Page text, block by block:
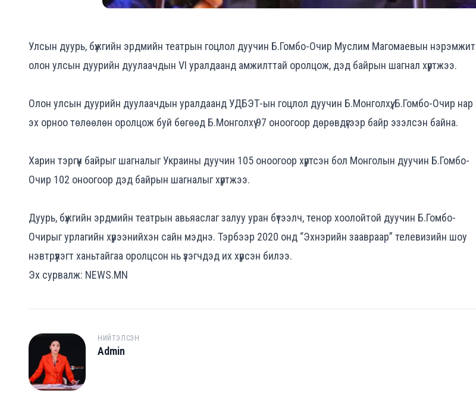
Улсын дуурь, бүжгийн эрдмийн театрын гоцлол дуучин Б.Гомбо-Очир Муслим Магомаевын нэрэмжит
олон улсын дуурийн дуулаачдын VI уралдаанд амжилттай оролцож, дэд байрын шагнал хүртжээ.
Олон улсын дуурийн дуулаачдын уралдаанд УДБЭТ-ын гоцлол дуучин Б.Монголхүү, Б.Гомбо-Очир нар
эх орноо төлөөлөн оролцож буй бөгөөд Б.Монголхүү 97 оноогоор дөрөвдүгээр байр эзэлсэн байна.
Харин тэргүүн байрыг шагналыг Украины дуучин 105 оноогоор хүртсэн бол Монголын дуучин Б.Гомбо-
Очир 102 оноогоор дэд байрын шагналыг хүртжээ.
Дуурь, бүжгийн эрдмийн театрын авьяаслаг залуу уран бүтээлч, тенор хоолойтой дуучин Б.Гомбо-
Очирыг урлагийн хүрээнийхэн сайн мэднэ. Тэрбээр 2020 онд “Эхнэрийн заавраар” телевизийн шоу
нэвтрүүлэгт ханьтайгаа оролцсон нь үзэгчдэд их хүрсэн билээ.
Эх сурвалж: NEWS.MN
A
НИЙТЭЛСЭН
Admin